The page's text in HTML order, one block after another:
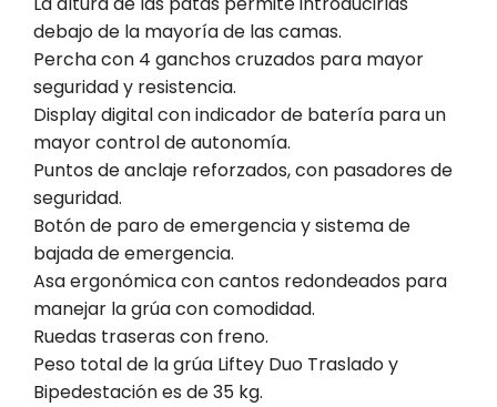
debajo de la mayoría de las camas.
Percha con 4 ganchos cruzados para mayor
seguridad y resistencia.
Display digital con indicador de batería para un
mayor control de autonomía.
Puntos de anclaje reforzados, con pasadores de
seguridad.
Botón de paro de emergencia y sistema de
bajada de emergencia.
Asa ergonómica con cantos redondeados para
manejar la grúa con comodidad.
Ruedas traseras con freno.
Peso total de la grúa Liftey Duo Traslado y
Bipedestación es de 35 kg.